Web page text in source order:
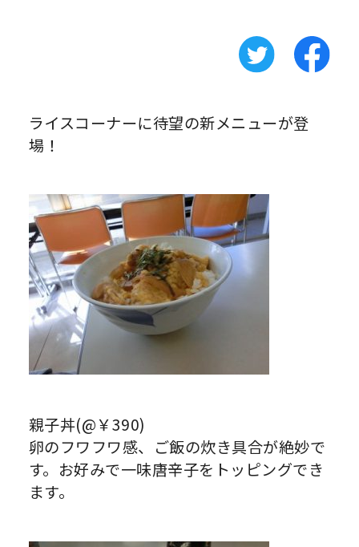
ライスコーナーに待望の新メニューが登
場！
親子丼(@￥390)
卵のフワフワ感、ご飯の炊き具合が絶妙で
す。お好みで一味唐辛子をトッピングでき
ます。